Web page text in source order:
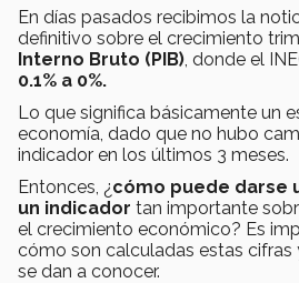
En días pasados recibimos la
definitivo sobre el crecimiento
Interno Bruto (PIB) , donde el
0.1% a 0%.
Lo que significa básicamente un
economía, dado que no hubo
indicador en los últimos 3 meses.
Entonces, ¿cómo puede darse
un indicador tan importante
el crecimiento económico? Es
cómo son calculadas estas cifras
se dan a conocer.